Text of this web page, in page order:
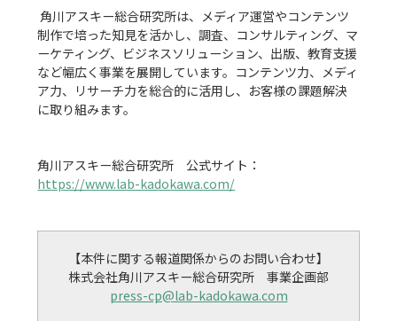
制作で培った知見を活かし、調査、コンサルティング、マ
ーケティング、ビジネスソリューション、出版、教育支援
など幅広く事業を展開しています。コンテンツ力、メディ
ア力、リサーチ力を総合的に活用し、お客様の課題解決
に取り組みます。
角川アスキー総合研究所　公式サイト：
https://www.lab-kadokawa.com/
【本件に関する報道関係からのお問い合わせ】
press-cp@lab-kadokawa.com